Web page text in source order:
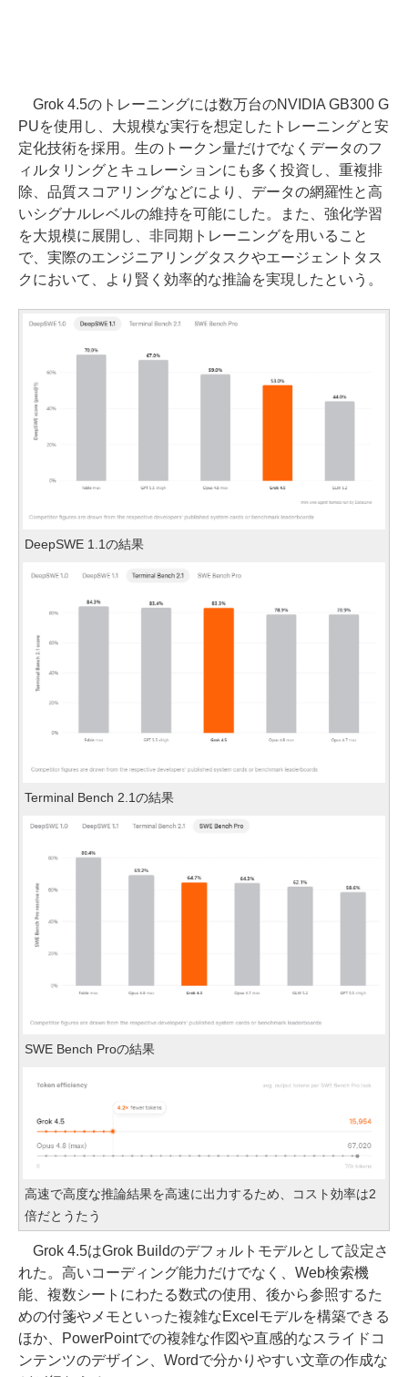
Grok 4.5のトレーニングには数万台のNVIDIA GB300 G
PUを使用し、大規模な実行を想定したトレーニングと安
定化技術を採用。生のトークン量だけでなくデータのフ
ィルタリングとキュレーションにも多く投資し、重複排
除、品質スコアリングなどにより、データの網羅性と高
いシグナルレベルの維持を可能にした。また、強化学習
を大規模に展開し、非同期トレーニングを用いること
で、実際のエンジニアリングタスクやエージェントタス
クにおいて、より賢く効率的な推論を実現したという。
DeepSWE 1.1の結果
Terminal Bench 2.1の結果
SWE Bench Proの結果
高速で高度な推論結果を高速に出力するため、コスト効率は2
倍だとうたう
Grok 4.5はGrok Buildのデフォルトモデルとして設定さ
れた。高いコーディング能力だけでなく、Web検索機
能、複数シートにわたる数式の使用、後から参照するた
めの付箋やメモといった複雑なExcelモデルを構築できる
ほか、PowerPointでの複雑な作図や直感的なスライドコ
ンテンツのデザイン、Wordで分かりやすい文章の作成な